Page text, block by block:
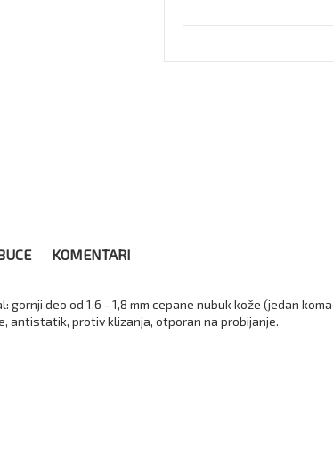
KOMENTARI
deo od 1,6 - 1,8 mm cepane nubuk kože (jedan
antistatik, protiv klizanja, otporan na probijanje.